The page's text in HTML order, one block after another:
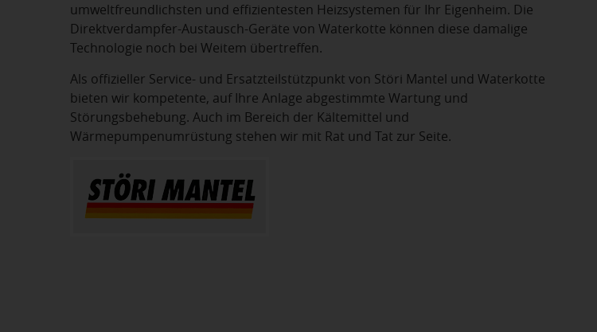
umweltfreundlichsten und effizientesten Heizsystemen für Ihr Eigenheim. Die
Direktverdampfer-Austausch-Geräte von Waterkotte können diese damalige
Technologie noch bei Weitem übertreffen.
Als offizieller Service- und Ersatzteilstützpunkt von Störi Mantel und Waterkotte
bieten wir kompetente, auf Ihre Anlage abgestimmte Wartung und
Störungsbehebung. Auch im Bereich der Kältemittel und
Wärmepumpenumrüstung stehen wir mit Rat und Tat zur Seite.